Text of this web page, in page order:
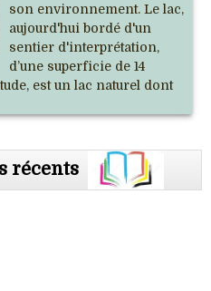
son environnement. Le lac,
aujourd'hui bordé d'un
sentier d'interprétation,
d’une superficie de 14
est un lac naturel dont
récents